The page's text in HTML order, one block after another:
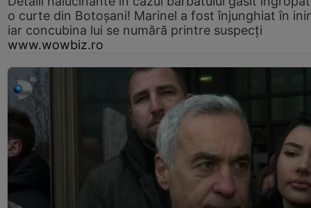
o curte din Botoșani! Marinel a fost înjunghiat în
iar concubina lui se numără printre suspecți
www.wowbiz.ro